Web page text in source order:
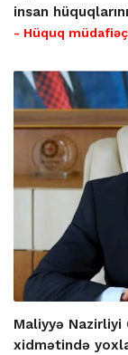
insan
- Hüquq
Maliyyə Nazirliyi
xidmətində